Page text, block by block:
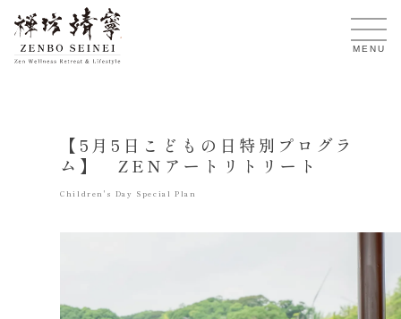
JA
MENU
【5月5日こどもの日特別プログラ
ム】 ZENアートリトリート
Children's Day Special Plan